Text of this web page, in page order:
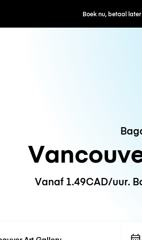
Boek nu, betaal later
Vanaf 1.49CAD/uur.